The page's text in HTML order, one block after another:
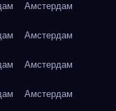
Амстердам
Амстердам
Амстердам
Амстердам